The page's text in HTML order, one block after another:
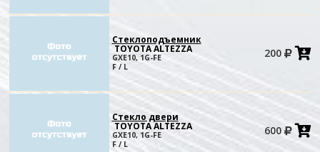
Стеклоподъемник
TOYOTA ALTEZZA
GXE10, 1G-FE
F / L
200
Стекло двери
TOYOTA ALTEZZA
GXE10, 1G-FE
F / L
600 в